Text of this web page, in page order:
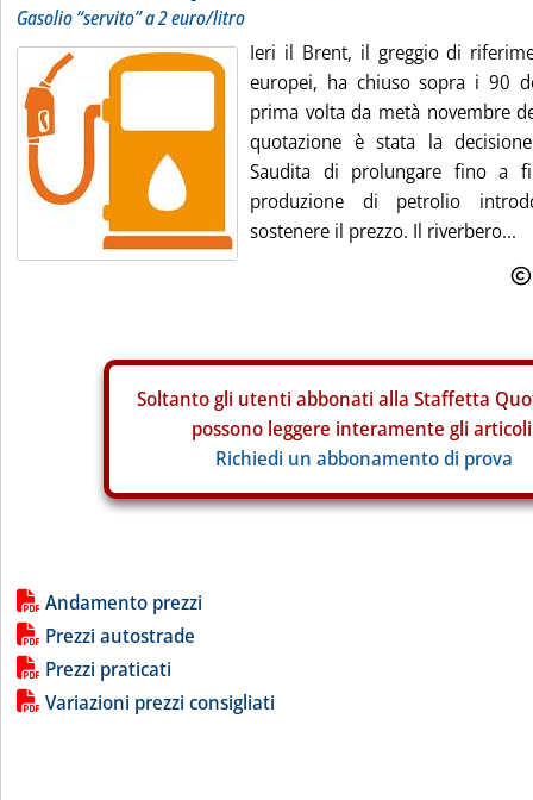
Gasolio “servito” a 2 euro/litro
Ieri il Brent, il greggio di
europei, ha chiuso sopra i 90
prima volta da metà novembre
quotazione è stata la
Saudita di prolungare fino a
produzione di petrolio
sostenere il prezzo. Il riverbero...
Soltanto gli utenti abbonati alla Staffetta
possono leggere interamente gli
Richiedi un abbonamento di prova
Lista allegati PDF alla notizia
Andamento prezzi
Prezzi autostrade
Prezzi praticati
Variazioni prezzi consigliati